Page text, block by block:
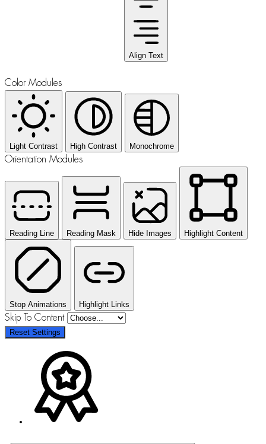
Align Text
Color Modules
Light Contrast High Contrast Monochrome
Orientation Modules
Reading Line Reading Mask Hide Images Highlight Content
Stop Animations Highlight Links
Skip To Content
Reset Settings